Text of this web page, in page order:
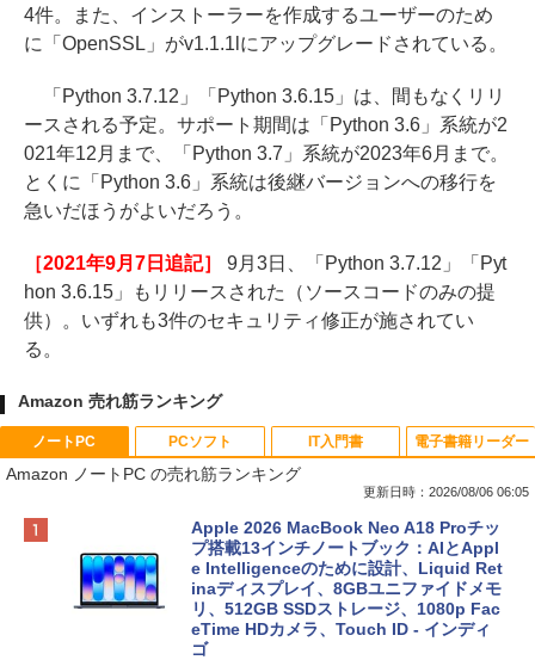
4件。また、インストーラーを作成するユーザーのため
に「OpenSSL」がv1.1.1lにアップグレードされている。
「Python 3.7.12」「Python 3.6.15」は、間もなくリリ
ースされる予定。サポート期間は「Python 3.6」系統が2
021年12月まで、「Python 3.7」系統が2023年6月まで。
とくに「Python 3.6」系統は後継バージョンへの移行を
急いだほうがよいだろう。
［2021年9月7日追記］ 9月3日、「Python 3.7.12」「Pyt
hon 3.6.15」もリリースされた（ソースコードのみの提
供）。いずれも3件のセキュリティ修正が施されてい
る。
Amazon 売れ筋ランキング
ノートPC
Amazon ノートPC の売れ筋ランキング
更新日時：2026/08/06 06:05
Apple 2026 MacBook Neo A18 Proチッ
プ搭載13インチノートブック：AIとAppl
e Intelligenceのために設計、Liquid Ret
inaディスプレイ、8GBユニファイドメモ
リ、512GB SSDストレージ、1080p Fac
eTime HDカメラ、Touch ID - インディ
ゴ
PCソフト IT入門書 電子書籍リーダー